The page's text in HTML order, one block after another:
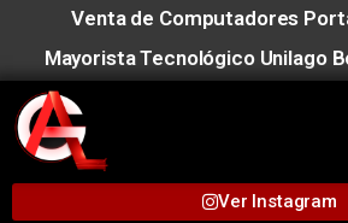
Venta de Computadores
Mayorista Tecnológico Unilago
Ver Instagram